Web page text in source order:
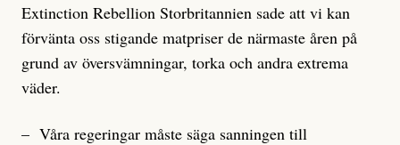
Extinction Rebellion Storbritannien sade att vi kan
förvänta oss stigande matpriser de närmaste åren på
grund av översvämningar, torka och andra extrema
väder.
– Våra regeringar måste säga sanningen till